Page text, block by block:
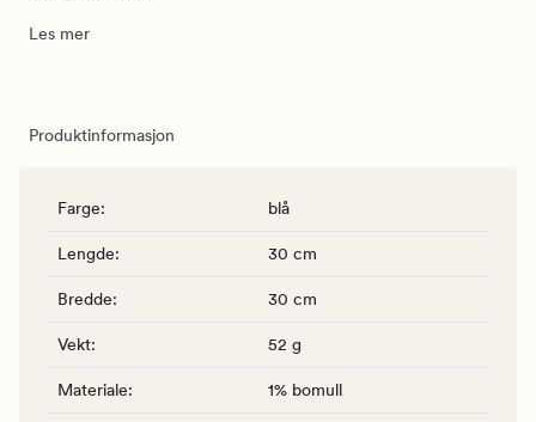
Les mer
Produktinformasjon
Farge: blå
Lengde: 30 cm
Bredde: 30 cm
Vekt: 52 g
Materiale: 1% bomull